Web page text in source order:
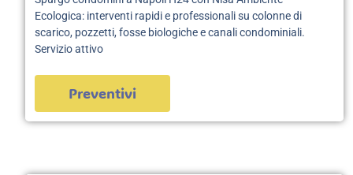
Ecologica: interventi rapidi e professionali su colonne di
scarico, pozzetti, fosse biologiche e canali condominiali.
Servizio attivo
Preventivi